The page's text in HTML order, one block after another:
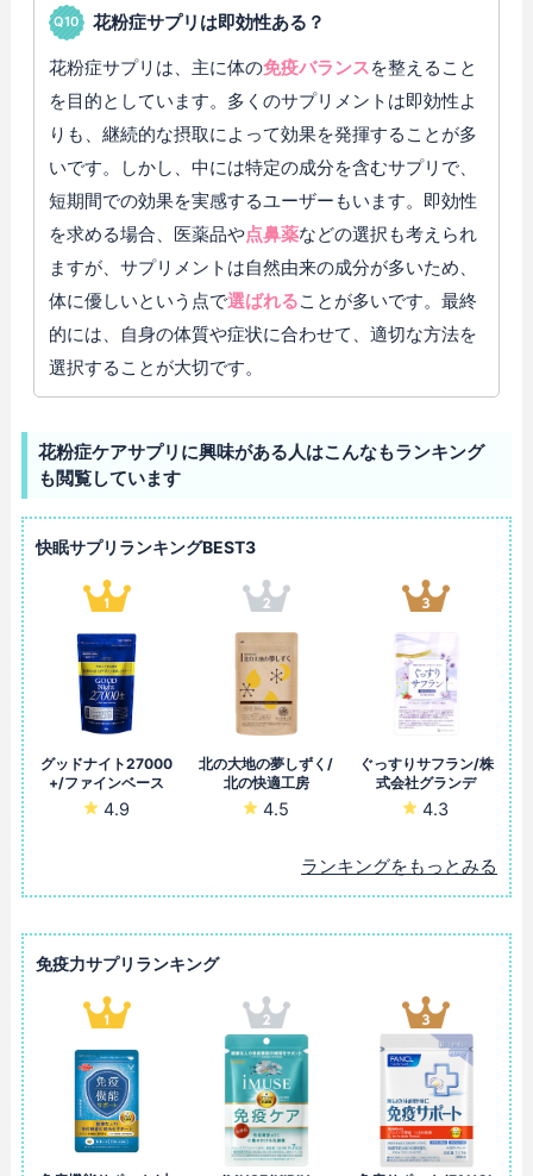
花粉症サプリは即効性ある？
花粉症サプリは、主に体の免疫バランス を整えること
を目的としています。多くのサプリメントは即効性よ
りも、継続的な摂取によって効果を発揮することが多
いです。しかし、中には特定の成分を含むサプリで、
短期間での効果を実感するユーザーもいます。即効性
を求める場合、医薬品や点鼻薬などの選択も考えられ
ますが、サプリメントは自然由来の成分が多いため、
体に優しいという点で選ばれることが多いです。最終
的には、自身の体質や症状に合わせて、適切な方法を
選択することが大切です。
花粉症ケアサプリに興味がある人はこんなもランキング
も閲覧しています
快眠サプリランキングBEST3
グッドナイト27000
+/ファインベース
4.9
北の大地の夢しずく/
北の快適工房
4.5
ぐっすりサフラン/株
式会社グランデ
4.3
ランキングをもっとみる
免疫力サプリランキング